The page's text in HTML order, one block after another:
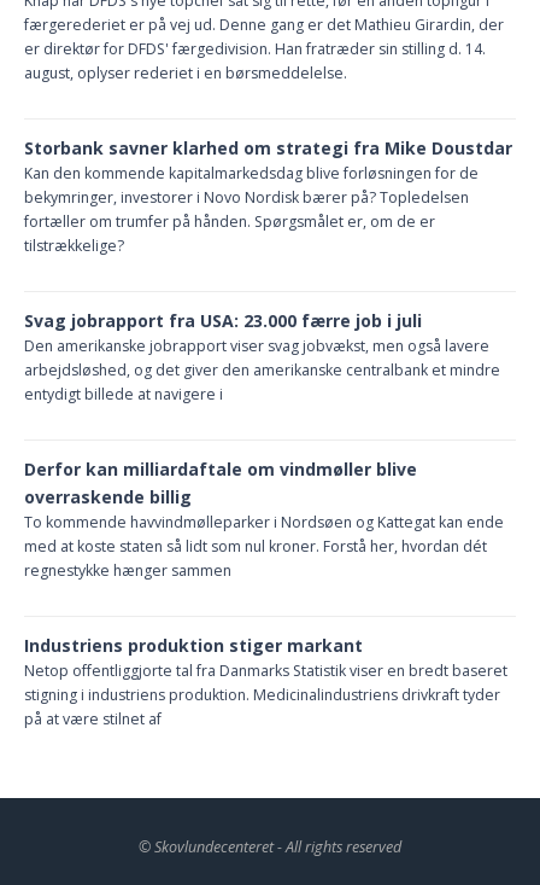
færgerederiet er på vej ud. Denne gang er det Mathieu Girardin, der
er direktør for DFDS' færgedivision. Han fratræder sin stilling d. 14.
august, oplyser rederiet i en børsmeddelelse.
Storbank savner klarhed om strategi fra Mike Doustdar
Kan den kommende kapitalmarkedsdag blive forløsningen for de
bekymringer, investorer i Novo Nordisk bærer på? Topledelsen
fortæller om trumfer på hånden. Spørgsmålet er, om de er
tilstrækkelige?
Svag jobrapport fra USA: 23.000 færre job i juli
Den amerikanske jobrapport viser svag jobvækst, men også lavere
arbejdsløshed, og det giver den amerikanske centralbank et mindre
entydigt billede at navigere i
Derfor kan milliardaftale om vindmøller blive
overraskende billig
To kommende havvindmølleparker i Nordsøen og Kattegat kan ende
med at koste staten så lidt som nul kroner. Forstå her, hvordan dét
regnestykke hænger sammen
Industriens produktion stiger markant
Netop offentliggjorte tal fra Danmarks Statistik viser en bredt baseret
stigning i industriens produktion. Medicinalindustriens drivkraft tyder
på at være stilnet af
© Skovlundecenteret - All rights reserved